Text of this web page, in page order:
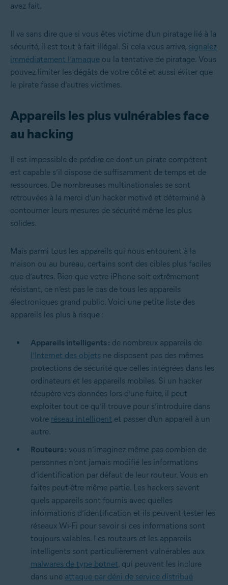
avez fait.
Il va sans dire que si vous êtes victime d’un piratage lié à la
sécurité, il est tout à fait illégal. Si cela vous arrive, signalez
immédiatement l’arnaque ou la tentative de piratage. Vous
pouvez limiter les dégâts de votre côté et aussi éviter que
le pirate fasse d’autres victimes.
Appareils les plus vulnérables face
au hacking
Il est impossible de prédire ce dont un pirate compétent
est capable s’il dispose de suffisamment de temps et de
ressources. De nombreuses multinationales se sont
retrouvées à la merci d’un hacker motivé et déterminé à
contourner leurs mesures de sécurité même les plus
solides.
Mais parmi tous les appareils qui nous entourent à la
maison ou au bureau, certains sont des cibles plus faciles
que d’autres. Bien que votre iPhone soit extrêmement
résistant, ce n’est pas le cas de tous les appareils
électroniques grand public. Voici une petite liste des
appareils les plus à risque :
Appareils intelligents : de nombreux appareils de
l’Internet des objets ne disposent pas des mêmes
protections de sécurité que celles intégrées dans les
ordinateurs et les appareils mobiles. Si un hacker
récupère vos données lors d’une fuite, il peut
exploiter tout ce qu’il trouve pour s’introduire dans
votre réseau intelligent et passer d’un appareil à un
autre.
Routeurs : vous n’imaginez même pas combien de
personnes n’ont jamais modifié les informations
d’identification par défaut de leur routeur. Vous en
faites peut-être même partie. Les hackers savent
quels appareils sont fournis avec quelles
informations d’identification et ils peuvent tester les
réseaux Wi-Fi pour savoir si ces informations sont
toujours valables. Les routeurs et les appareils
intelligents sont particulièrement vulnérables aux
malwares de type botnet, qui peuvent les inclure
dans une attaque par déni de service distribué